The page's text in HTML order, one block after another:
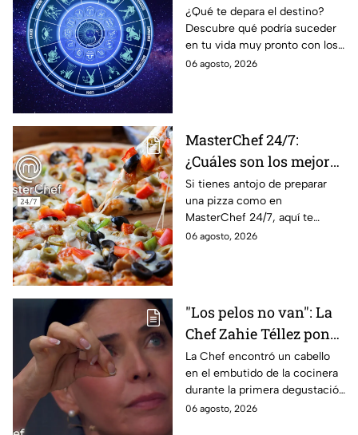
agosto; estos signos
podrían dejar de estar
solteros más pronto de
lo que imaginan y
¿Qué te depara el destino?
Descubre qué podría suceder
en tu vida muy pronto con los
horóscopos de Nana Calistar;
06 agosto, 2026
MasterChef 24/7:
¿Cuáles son los mejores
quesos para preparar
pizza en casa?
Si tienes antojo de preparar
una pizza como en
MasterChef 24/7, aquí te
contamos todo lo que debes
06 agosto, 2026
"Los pelos no van": La
Chef Zahie Téllez pone
en evidencia a Carmen
en la gala de mandiles
negros de MasterChef
24/7
La Chef encontró un cabello
en el embutido de la cocinera
durante la primera degustación
de la noche
06 agosto, 2026